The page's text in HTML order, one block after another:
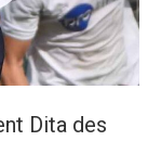
Dita des